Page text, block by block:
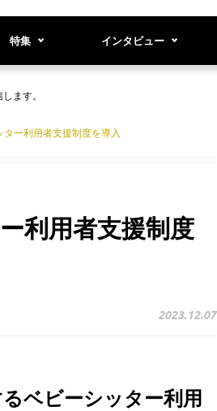
特集 インタビュー
ます。
ー利用者支援制度を導入
利用者支援制度
2023.12.07
ベビーシッター利用